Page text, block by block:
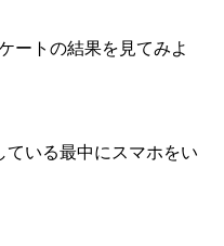
ートの結果を見てみよ
ている最中にスマホをい